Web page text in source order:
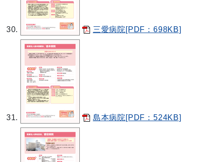
三愛病院[PDF：698KB]
島本病院[PDF：524KB]